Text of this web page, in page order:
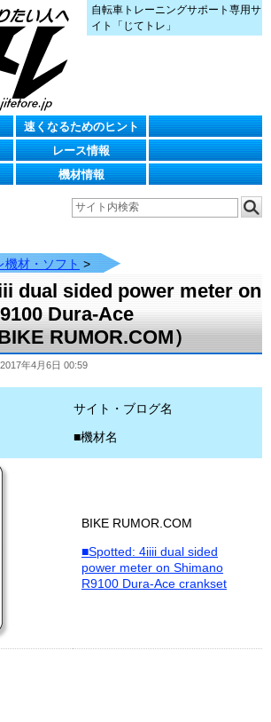
自転車トレーニングサポート専用サ
イト「じてトレ」
速くなるためのヒント
レース情報
機材情報
機材・ソフト >
dual sided power meter on
Dura-Ace
RUMOR.COM）
2017年4月6日 00:59
サイト・ブログ名
■機材名
BIKE RUMOR.COM
■Spotted: 4iiii dual sided
power meter on Shimano
R9100 Dura-Ace crankset